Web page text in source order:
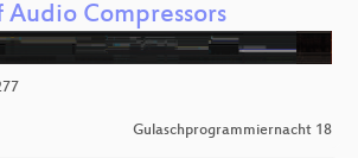
Audio Compressors
Gulaschprogrammiernacht 18